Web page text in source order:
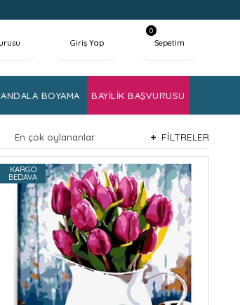
Giriş Yap Sepetim
0
BOYAMA BAYİLİK BAŞVURUSU
En çok oylananlar FİLTRELER
KARGO
BEDAVA